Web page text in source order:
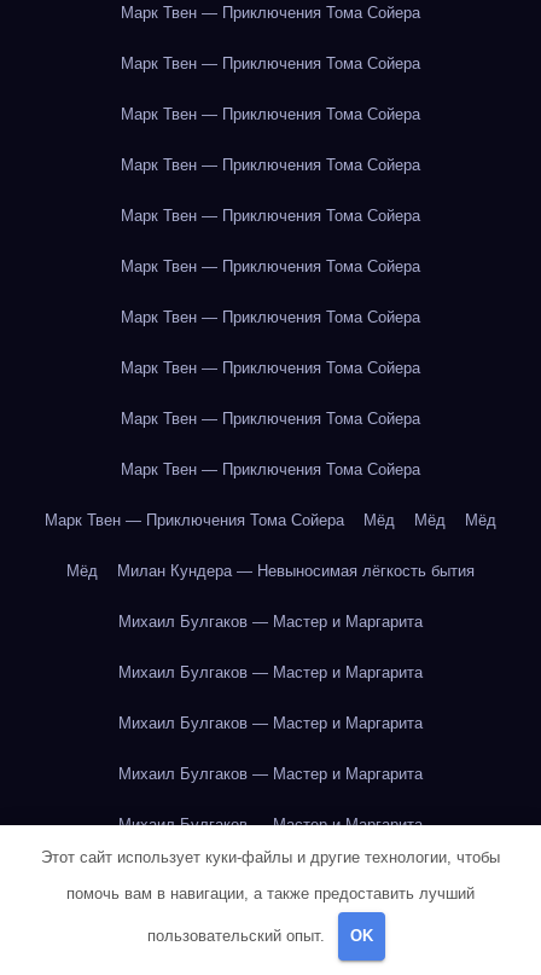
Марк Твен — Приключения Тома Сойера
Марк Твен — Приключения Тома Сойера
Марк Твен — Приключения Тома Сойера
Марк Твен — Приключения Тома Сойера
Марк Твен — Приключения Тома Сойера
Марк Твен — Приключения Тома Сойера
Марк Твен — Приключения Тома Сойера
Марк Твен — Приключения Тома Сойера
Марк Твен — Приключения Тома Сойера
Марк Твен — Приключения Тома Сойера
Марк Твен — Приключения Тома Сойера Мёд Мёд Мёд
Мёд Милан Кундера — Невыносимая лёгкость бытия
Михаил Булгаков — Мастер и Маргарита
Михаил Булгаков — Мастер и Маргарита
Михаил Булгаков — Мастер и Маргарита
Михаил Булгаков — Мастер и Маргарита
Михаил Булгаков — Мастер и Маргарита
Михаил Булгаков — Мастер и Маргарита
Этот сайт использует куки-файлы и другие технологии, чтобы
помочь вам в навигации, а также предоставить лучший
пользовательский опыт. OK